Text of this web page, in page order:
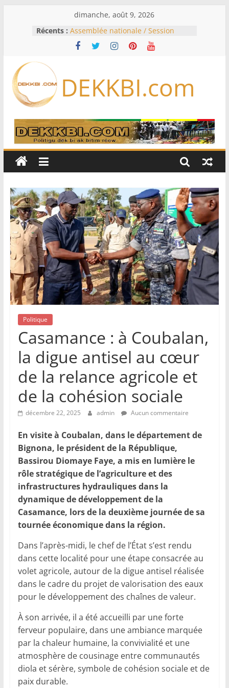
dimanche, août 9, 2026
Récents : Assemblée nationale / Session
extraordinaire: Six commissions
d’enquête à l’ordre du jour ce lundi
Bénin: Patrice Talon élu président
du Sénat, moins de trois mois
Pakistan et la Turquie signent un
accord de défense
RD Congo: Kinshasa interdit les
exportations de cuivre et de cobalt
production
DEKKBI.com
Politique
Casamance : à Coubalan,
la digue antisel au cœur
de la relance agricole et
de la cohésion sociale
décembre 22, 2025 admin Aucun commentaire
En visite à Coubalan, dans le département de
Bignona, le président de la République,
Bassirou Diomaye Faye, a mis en lumière le
rôle stratégique de l’agriculture et des
infrastructures hydrauliques dans la
dynamique de développement de la
Casamance, lors de la deuxième journée de sa
tournée économique dans la région.
Dans l’après-midi, le chef de l’État s’est rendu
dans cette localité pour une étape consacrée au
volet agricole, autour de la digue antisel réalisée
dans le cadre du projet de valorisation des eaux
pour le développement des chaînes de valeur.
À son arrivée, il a été accueilli par une forte
ferveur populaire, dans une ambiance marquée
par la chaleur humaine, la convivialité et une
atmosphère de cousinage entre communautés
diola et sérère, symbole de cohésion sociale et de
paix durable.